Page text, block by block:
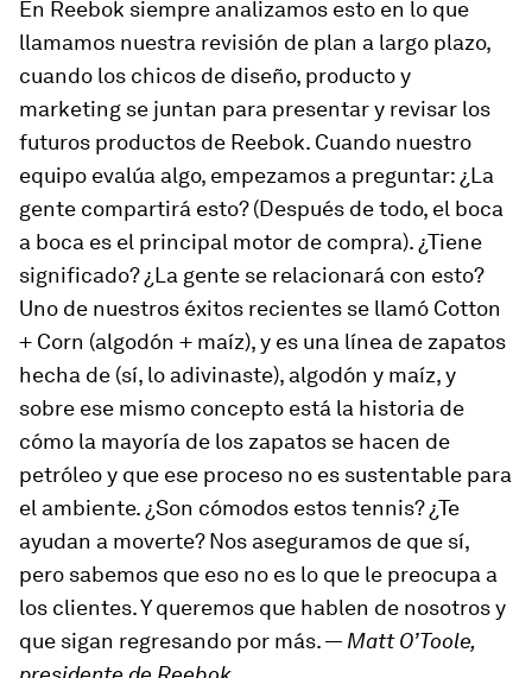
En Reebok siempre analizamos esto en lo que
llamamos nuestra revisión de plan a largo plazo,
cuando los chicos de diseño, producto y
marketing se juntan para presentar y revisar los
futuros productos de Reebok. Cuando nuestro
equipo evalúa algo, empezamos a preguntar: ¿La
gente compartirá esto? (Después de todo, el boca
a boca es el principal motor de compra). ¿Tiene
significado? ¿La gente se relacionará con esto?
Uno de nuestros éxitos recientes se llamó Cotton
+ Corn (algodón + maíz), y es una línea de zapatos
hecha de (sí, lo adivinaste), algodón y maíz, y
sobre ese mismo concepto está la historia de
cómo la mayoría de los zapatos se hacen de
petróleo y que ese proceso no es sustentable para
el ambiente. ¿Son cómodos estos tennis? ¿Te
ayudan a moverte? Nos aseguramos de que sí,
pero sabemos que eso no es lo que le preocupa a
los clientes. Y queremos que hablen de nosotros y
que sigan regresando por más. — Matt O’Toole,